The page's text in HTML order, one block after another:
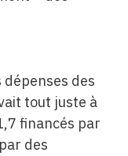
des
tout juste à
financés par
des